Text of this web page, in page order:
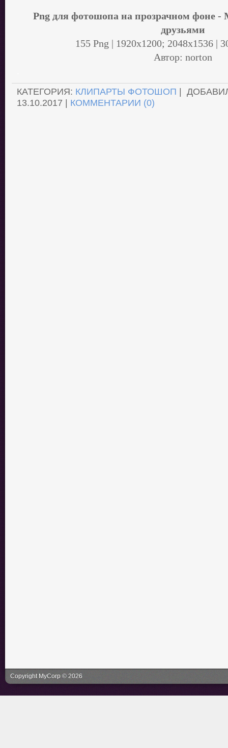
Png для фотошопа на прозрачном фоне
друзьями
155 Png | 1920x1200; 2048х1536 |
Автор: norton
КАТЕГОРИЯ: КЛИПАРТЫ ФОТОШОП |
13.10.2017 | КОММЕНТАРИИ (0)
Copyright MyCorp © 2026